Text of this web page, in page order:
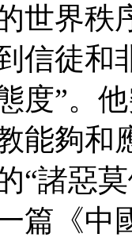
世界秩
信徒和
度”。
能夠和
“諸惡
篇《中